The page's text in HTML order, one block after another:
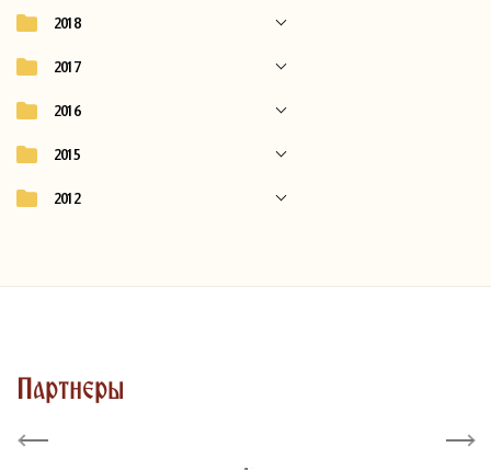
2018
2017
2016
2015
2012
Партнеры
Previous Next